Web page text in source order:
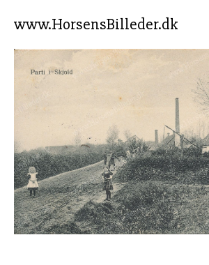
www.HorsensBilleder.dk